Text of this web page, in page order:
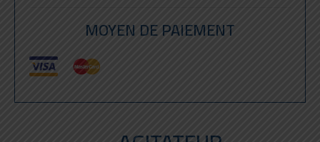
MOYEN DE PAIEMENT